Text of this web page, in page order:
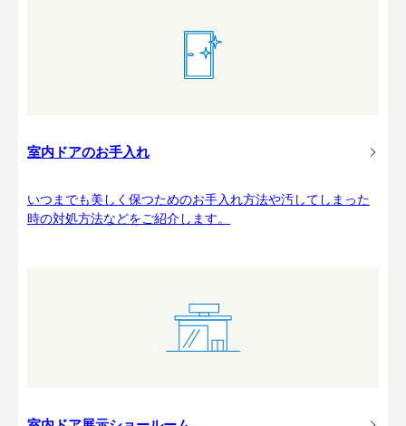
室内ドアのお手入れ
いつまでも美しく保つためのお手入れ方法や汚してしまった
時の対処方法などをご紹介します。